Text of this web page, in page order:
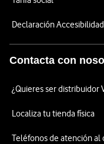
Declaración Accesibilidad
Contacta con
¿Quieres ser distribuidor
Localiza tu tienda física
Teléfonos de atención al